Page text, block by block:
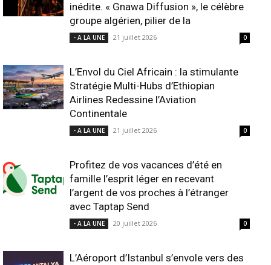
inédite. « Gnawa Diffusion », le célèbre
groupe algérien, pilier de la
- A LA UNE 21 juillet 2026 0
L’Envol du Ciel Africain : la stimulante
Stratégie Multi-Hubs d’Ethiopian
Airlines Redessine l’Aviation
Continentale
- A LA UNE 21 juillet 2026 0
Profitez de vos vacances d’été en
famille l’esprit léger en recevant
l’argent de vos proches à l’étranger
avec Taptap Send
- A LA UNE 20 juillet 2026 0
L’Aéroport d’Istanbul s’envole vers des